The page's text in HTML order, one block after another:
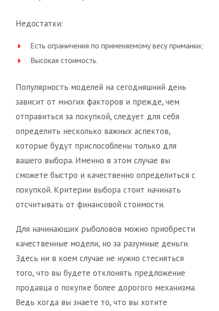
Недостатки:
Есть ограничения по применяемому весу приманки;
Высокая стоимость.
Популярность моделей на сегодняшний день
зависит от многих факторов и прежде, чем
отправиться за покупкой, следует для себя
определить несколько важных аспектов,
которые будут приспособлены только для
вашего выбора. Именно в этом случае вы
сможете быстро и качественно определиться с
покупкой. Критерии выбора стоит начинать
отсчитывать от финансовой стоимости.
Для начинающих рыболовов можно приобрести
качественные модели, но за разумные деньги.
Здесь ни в коем случае не нужно стесняться
того, что вы будете отклонять предложение
продавца о покупке более дорогого механизма.
Ведь когда вы знаете то, что вы хотите